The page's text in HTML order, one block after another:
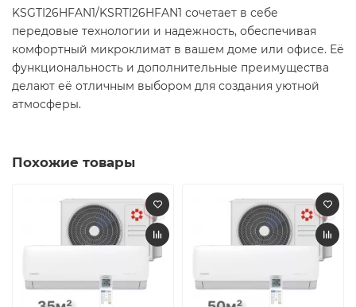
KSGTI26HFAN1/KSRTI26HFAN1 сочетает в себе
передовые технологии и надежность, обеспечивая
комфортный микроклимат в вашем доме или офисе. Её
функциональность и дополнительные преимущества
делают её отличным выбором для создания уютной
атмосферы.​
Похожие товары